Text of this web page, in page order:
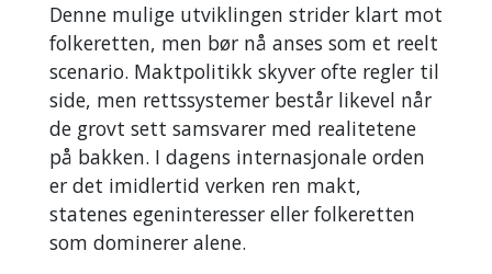
Denne mulige utviklingen strider klart mot
folkeretten, men bør nå anses som et reelt
scenario. Maktpolitikk skyver ofte regler til
side, men rettssystemer består likevel når
de grovt sett samsvarer med realitetene
på bakken. I dagens internasjonale orden
er det imidlertid verken ren makt,
statenes egeninteresser eller folkeretten
som dominerer alene.